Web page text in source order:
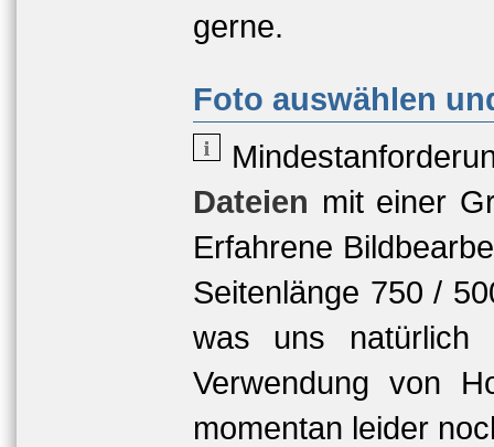
gerne.
Foto auswählen
Dateien mit einer
Erfahrene
Seitenlänge 750 /
was uns natürlich
Verwendung von
momentan leider